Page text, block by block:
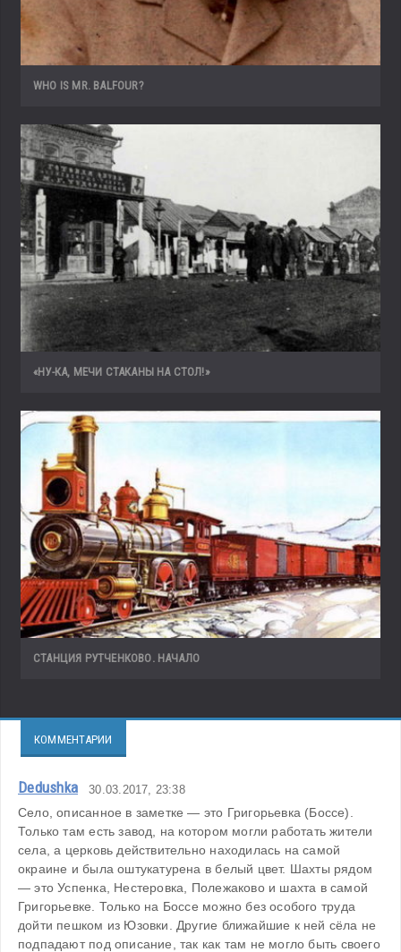
WHO IS MR. BALFOUR?
«НУ-КА, МЕЧИ СТАКАНЫ НА СТОЛ!»
СТАНЦИЯ РУТЧЕНКОВО. НАЧАЛО
КОММЕНТАРИИ
Dedushka 30.03.2017, 23:38
Село, описанное в заметке — это Григорьевка (Боссе).
Только там есть завод, на котором могли работать жители
села, а церковь действительно находилась на самой
окраине и была оштукатурена в белый цвет. Шахты рядом
— это Успенка, Нестеровка, Полежаково и шахта в самой
Григорьевке. Только на Боссе можно без особого труда
дойти пешком из Юзовки. Другие ближайшие к ней сёла не
подпадают под описание, так как там не могло быть своего